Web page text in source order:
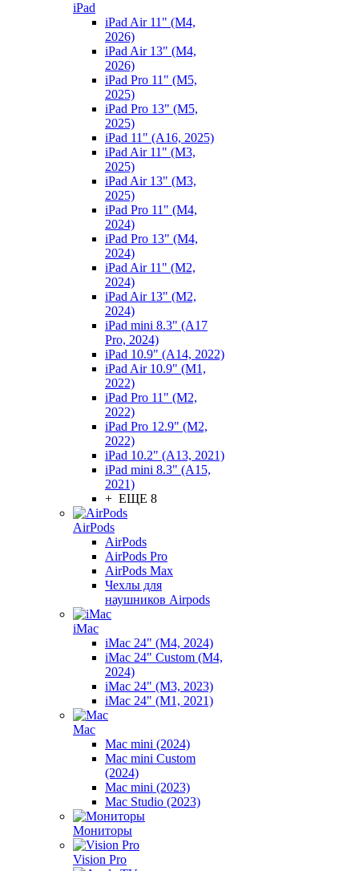
iPad
iPad Air 11" (M4,
2026)
iPad Air 13" (M4,
2026)
iPad Pro 11" (M5,
2025)
iPad Pro 13" (M5,
2025)
iPad 11" (A16, 2025)
iPad Air 11" (M3,
2025)
iPad Air 13" (M3,
2025)
iPad Pro 11" (M4,
2024)
iPad Pro 13" (M4,
2024)
iPad Air 11" (M2,
2024)
iPad Air 13" (M2,
2024)
iPad mini 8.3" (A17
Pro, 2024)
iPad 10.9" (A14, 2022)
iPad Air 10.9" (M1,
2022)
iPad Pro 11" (M2,
2022)
iPad Pro 12.9" (M2,
2022)
iPad 10.2" (A13, 2021)
iPad mini 8.3" (A15,
2021)
+ ЕЩЕ 8
AirPods
AirPods
AirPods Pro
AirPods Max
Чехлы для
наушников Airpods
iMac
iMac 24" (M4, 2024)
iMac 24" Custom (M4,
2024)
iMac 24" (M3, 2023)
iMac 24" (M1, 2021)
Mac
Mac mini (2024)
Mac mini Custom
(2024)
Mac mini (2023)
Mac Studio (2023)
Мониторы
Vision Pro